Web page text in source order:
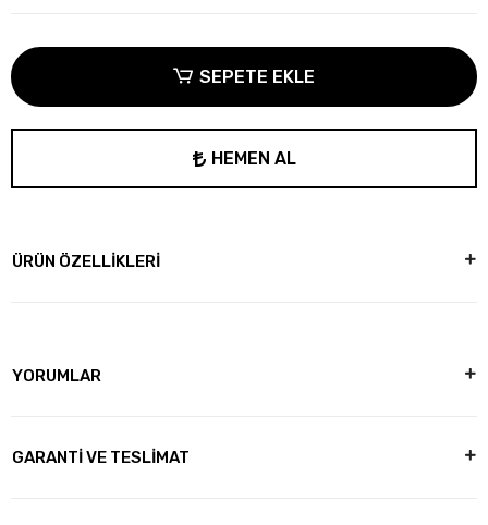
SEPETE EKLE
HEMEN AL
ÜRÜN ÖZELLİKLERİ
YORUMLAR
GARANTİ VE TESLİMAT